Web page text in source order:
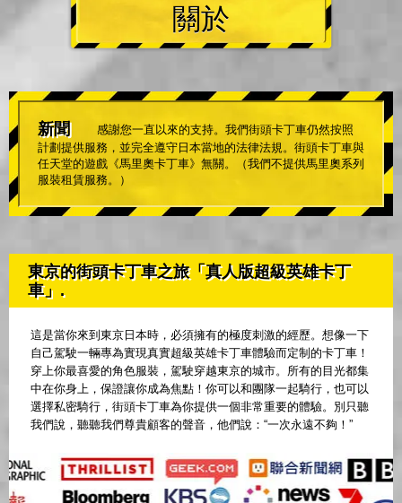
關於
新聞
感謝您一直以來的支持。我們街頭卡丁車仍然按照
計劃提供服務，並完全遵守日本當地的法律法規。街頭卡丁車與
任天堂的遊戲《馬里奧卡丁車》無關。（我們不提供馬里奧系列
服裝租賃服務。）
東京的街頭卡丁車之旅「真人版超級英雄卡丁
車」.
這是當你來到東京日本時，必須擁有的極度刺激的經歷。想像一下
自己駕駛一輛專為實現真實超級英雄卡丁車體驗而定制的卡丁車！
穿上你最喜愛的角色服裝，駕駛穿越東京的城市。所有的目光都集
中在你身上，保證讓你成為焦點！你可以和團隊一起騎行，也可以
選擇私密騎行，街頭卡丁車為你提供一個非常重要的體驗。別只聽
我們說，聽聽我們尊貴顧客的聲音，他們說：“一次永遠不夠！”